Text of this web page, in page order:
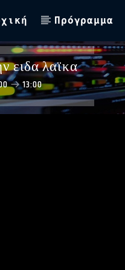
Πρόγραμμα
ειδα λαϊκα
13:00